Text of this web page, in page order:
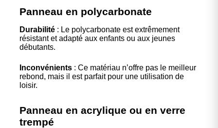
Panneau en polycarbonate
Durabilité : Le polycarbonate est extrêmement
résistant et adapté aux enfants ou aux jeunes
débutants.
Inconvénients : Ce matériau n’offre pas le meilleur
rebond, mais il est parfait pour une utilisation de
loisir.
Panneau en acrylique ou en verre
trempé